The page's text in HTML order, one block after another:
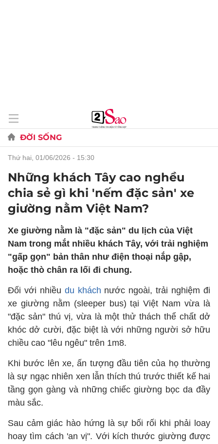
ĐỜI SỐNG
thứ hai, 01/06/2026 - 15:30
Những khách Tây cao nghều
chia sẻ gì khi 'nếm đặc sản' xe
giường nằm Việt Nam?
Xe giường nằm là "đặc sản" du lịch của Việt
Nam trong mắt nhiều khách Tây, với trải nghiệm
"gấp gọn" bản thân như điện thoại nắp gập,
hoặc thò chân ra lối đi chung.
Đối với nhiều du khách nước ngoài, trải nghiệm đi
xe giường nằm (sleeper bus) tại Việt Nam vừa là
"đặc sản" thú vị, vừa là một thử thách thể chất dở
khóc dở cười, đặc biệt là với những người sở hữu
chiều cao "lêu ngêu" trên 1m8.
Khi bước lên xe, ấn tượng đầu tiên của họ thường
là sự ngạc nhiên xen lẫn thích thú trước thiết kế hai
tầng gọn gàng và những chiếc giường bọc da đầy
màu sắc.
Sau cảm giác hào hứng là sự bối rối khi phải loay
hoay tìm cách 'an vị". Với kích thước giường được